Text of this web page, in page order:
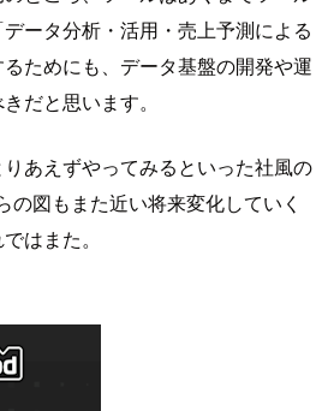
ータ分析・活用・売上予測による
ためにも、データ基盤の開発や運
だと思います。
あえずやってみるといった社風の
の図もまた近い将来変化していく
はまた。